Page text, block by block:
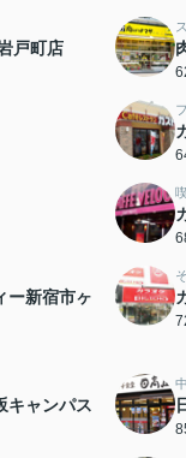
戸町店
ー新宿市ヶ
ャンパス